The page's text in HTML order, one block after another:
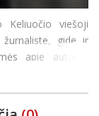
Keliuočio viešoji
gide ir
apie autorės
„Pakeleiviai“.